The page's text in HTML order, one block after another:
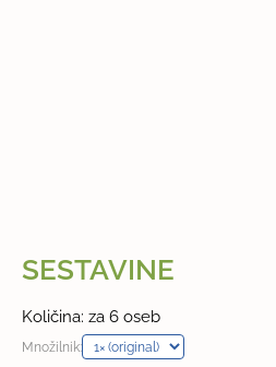
SESTAVINE
Količina: za 6 oseb
Množilnik: